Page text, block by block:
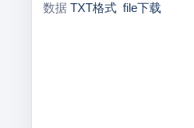
数据 TXT格式 file下载